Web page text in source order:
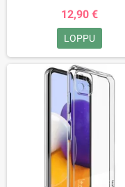
12,90 €
LOPPU